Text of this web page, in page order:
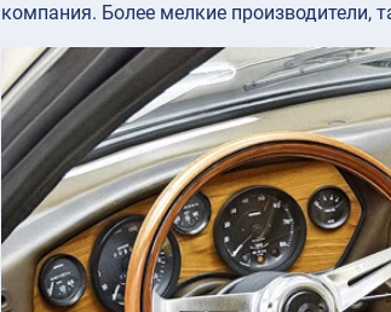
компания. Более мелкие производители,